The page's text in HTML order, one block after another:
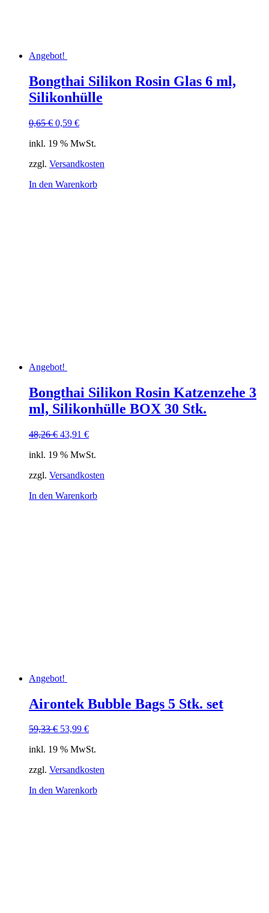
Angebot!
Bongthai Silikon Rosin Glas 6 ml,
Silikonhülle
0,65€ Ursprünglicher
war:
0,59 €Aktueller
ist:
inkl. 19 % MwSt.
zzgl. Versandkosten
In den Warenkorb
Angebot!
Bongthai Silikon Rosin Katzenzehe 3
ml, Silikonhülle BOX 30 Stk.
48,26€ Ursprünglicher
war:
43,91 €Aktueller
ist:
inkl. 19 % MwSt.
zzgl. Versandkosten
In den Warenkorb
Angebot!
Airontek Bubble Bags 5 Stk. set
59,33€ Ursprünglicher
war:
53,99 €Aktueller
ist:
inkl. 19 % MwSt.
zzgl. Versandkosten
In den Warenkorb